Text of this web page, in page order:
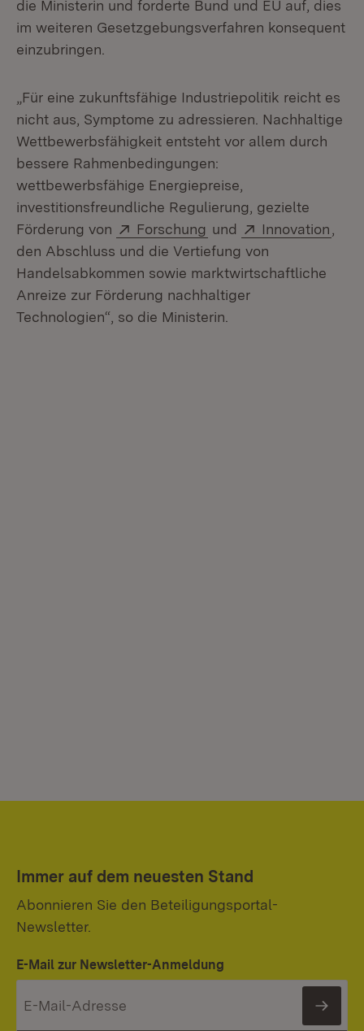
die Ministerin und forderte Bund und EU auf, dies
im weiteren Gesetzgebungsverfahren konsequent
einzubringen.
„Für eine zukunftsfähige Industriepolitik reicht es
nicht aus, Symptome zu adressieren. Nachhaltige
Wettbewerbsfähigkeit entsteht vor allem durch
bessere Rahmenbedingungen:
wettbewerbsfähige Energiepreise,
investitionsfreundliche Regulierung, gezielte
Förderung von
Extern:
Forschung (Öffnet in neuem
und Extern:
Innovation
den Abschluss und die Vertiefung von
Handelsabkommen sowie marktwirtschaftliche
Anreize zur Förderung nachhaltiger
Technologien“, so die Ministerin.
Immer auf dem neuesten Stand
Abonnieren Sie den Beteiligungsportal-
Newsletter.
E-Mail zur Newsletter-Anmeldung